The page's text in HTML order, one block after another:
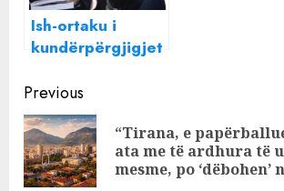
Ish-ortaku i
kundërpërgjigjet
deklarata të
rreme për
aeroportin e
Vlorës, do ta
padis. Ekzistojnë
Continue
Reading
Previous
“Tirana, e
ata me të ardhura të
mesme, po ‘dëbohen’